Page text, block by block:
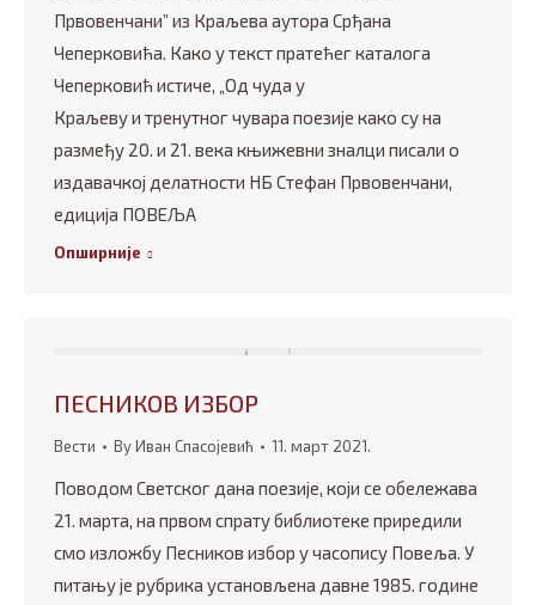
Првовенчани” из Краљева аутора Срђана
Чеперковића. Како у текст пратећег каталога
Чеперковић истиче, „Од чуда у
Краљеву и тренутног чувара поезије како су на
размеђу 20. и 21. века књижевни зналци писали о
издавачкој делатности НБ Стефан Првовенчани,
едиција ПОВЕЉА
Опширније
ПЕСНИКОВ ИЗБОР
Вести ByИван Спасојевић 11. март 2021.
Поводом Светског дана поезије, који се обележава
21. марта, на првом спрату библиотеке приредили
смо изложбу Песников избор у часопису Повеља. У
питању је рубрика установљена давне 1985. године